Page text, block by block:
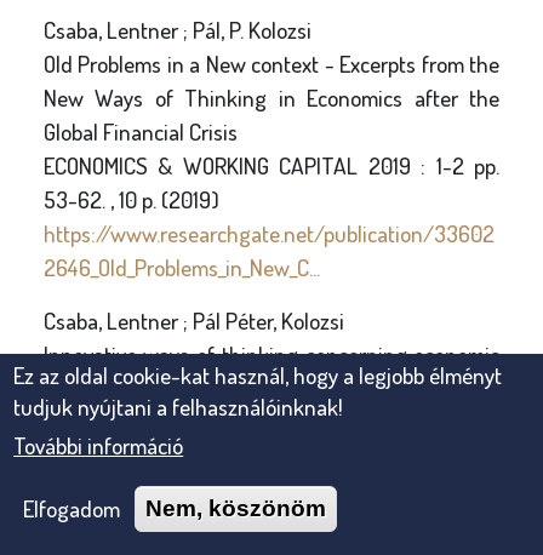
Csaba, Lentner ; Pál, P. Kolozsi
Old Problems in a New context - Excerpts from the
New Ways of Thinking in Economics after the
Global Financial Crisis
ECONOMICS & WORKING CAPITAL 2019 : 1-2 pp.
53-62. , 10 p. (2019)
https://www.researchgate.net/publication/33602
2646_Old_Problems_in_New_C...
Csaba, Lentner ; Pál Péter, Kolozsi
Innovative ways of thinking concerning economic
governance after the global financial crisis
PROBLEMS AND PERSPECTIVES IN MANAGEMENT
17 : 3 pp. 122-131. , 10 p. (2019)
https://www.researchgate.net/publication/33490
5830_Innovative_ways_of_th...
Ez az oldal cookie-kat használ, hogy a legjobb élményt
tudjuk nyújtani a felhasználóinknak!
További információ
Elfogadom Nem, köszönöm